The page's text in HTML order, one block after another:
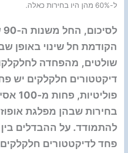
ל-60% מהן היו בחירות כאלה.
הקודמת חל שינוי באופן
שולטים, מהפחדה
בחירות שבהן מפלגת
להתמודד. על ההבדלים
פחד לדיקטטורים